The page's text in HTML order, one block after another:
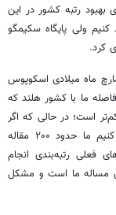
بهبود رتبه کشور در این
ولی پایگاه سکیمگو
ماه میلادی اسکوپوس
ما با کشور هلند که
دنیا ایستاده است، حدود ۲۰۰ سند کم‌تر است؛ در حالی که اگر
داده‌های فعلی اسکوپوس برای سال ۲۰۲۴ را بررسی کنیم ما حدود ۲۰۰ مقاله
فعلی رتبه‌بندی انجام
مساله ما است و مشکل